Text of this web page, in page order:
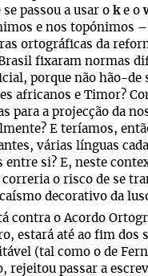
passou a usar o ke o
e nos topónimos –
ortográficas da
fixaram normas
porque não hão-de
africanos e Timor?
para a projecção da
E teríamos,
várias línguas
entre si? E, neste
correria o risco de se
decorativo da
contra o Acordo
estará até ao fim dos
(tal como o de
rejeitou passar a